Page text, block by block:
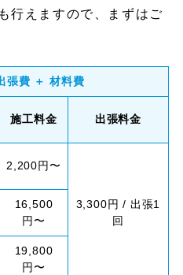
行えますので、まずはご
張費 ＋ 材料費
施工料金 出張料金
2,200円〜
3,300円 / 出張1
回
16,500
円〜
19,800
円〜